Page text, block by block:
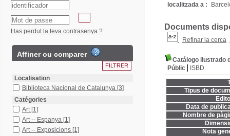
localitzada a :
Documents
Refinar la cerca
Catálogo ilustrado
Públic
ISBD
Tipus de
Data de
Nombre de
Nota
Has perdut la teva contrasenya ?
Affiner ou comparer
Localisation
Biblioteca Nacional de Catalunya [3]
Catégories
Art [1]
Art -- Espanya [1]
Art -- Exposicions [1]